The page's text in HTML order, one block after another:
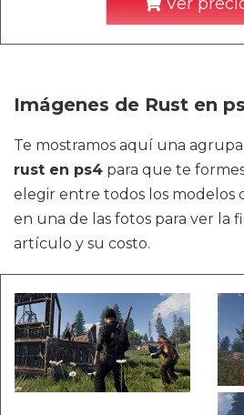
Imágenes de Rust en
Te mostramos aquí una
rust en ps4 para que te
elegir entre todos los modelos
en una de las fotos para ver la
artículo y su costo.